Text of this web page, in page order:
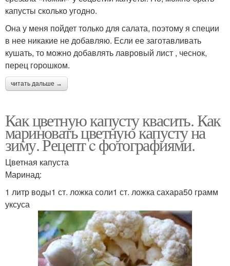
капусты сколько угодно.
Она у меня пойдет только для салата, поэтому я специи
в нее никакие не добавляю. Если ее заготавливать
кушать, то можно добавлять лавровый лист , чеснок,
перец горошком.
читать дальше →
Как цветную капусту квасить. Как
мариновать цветную капусту на
зиму. Рецепт c фотографиями.
Цветная капуста
Маринад:
1 литр воды1 ст. ложка соли1 ст. ложка сахара50 грамм
уксуса